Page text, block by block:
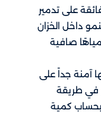
على تدمير
داخل الخزان
صافية
آمنة جداً على
في طريقة
بحساب كمية